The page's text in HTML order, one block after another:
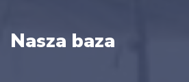
Nasza baza